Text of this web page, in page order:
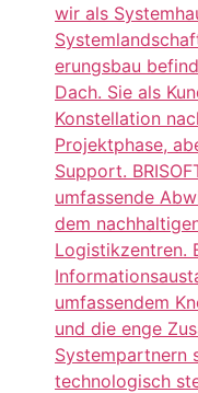
wir als
erungsbau
Dach. Sie als
Konstellation
Projektphase,
Support.
umfassende
dem
Logistikzentren.
umfassendem
und die enge
Systempartnern
technologisch